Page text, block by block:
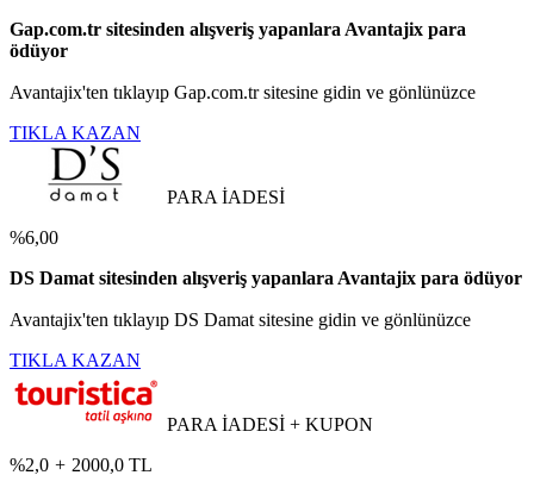
Gap.com.tr sitesinden alışveriş yapanlara Avantajix para
ödüyor
Avantajix'ten tıklayıp Gap.com.tr sitesine gidin ve gönlünüzce
TIKLA KAZAN
PARA İADESİ
%6,00
DS Damat sitesinden alışveriş yapanlara Avantajix para ödüyor
Avantajix'ten tıklayıp DS Damat sitesine gidin ve gönlünüzce
TIKLA KAZAN
PARA İADESİ + KUPON
%2,0 + 2000,0 TL